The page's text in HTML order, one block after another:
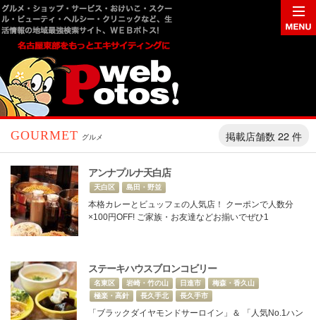
GOURMET グルメ 掲載店舗数 22 件
アンナプルナ天白店
天白区 島田・野並
本格カレーとビュッフェの人気店！ クーポンで人数分
×100円OFF! ご家族・お友達などお揃いでぜひ1
ステーキハウスブロンコビリー
名東区 岩崎・竹の山 日進市
梅森・香久山
極楽・高針
長久手北 長久手市
「ブラックダイヤモンドサーロイン」＆ 「人気No.1ハン